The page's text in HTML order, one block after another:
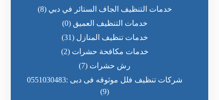
خدمات التنظيف الجاف الستائر في دبي (8)
خدمات التنظيف العميق (0)
خدمات تنظيف المنازل (31)
خدمات مكافحة حشرات (2)
رش حشرات (7)
شركات تنظيف فلل موثوقه فى دبى :0551030483
(9)